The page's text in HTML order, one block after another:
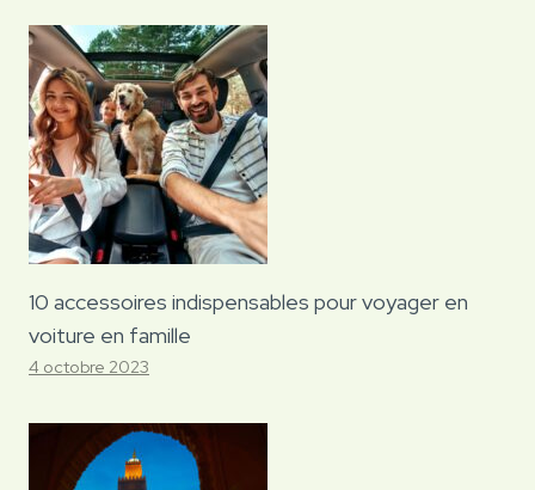
10 accessoires indispensables pour voyager en
voiture en famille
4 octobre 2023